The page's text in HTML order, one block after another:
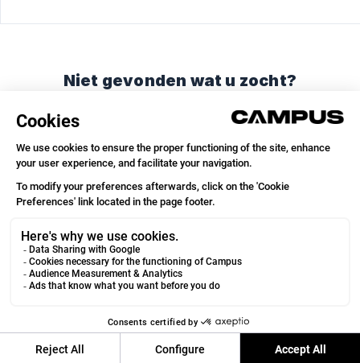
Niet gevonden wat u zocht?
Chat met ons of stuur ons een e-mail.
Chat met ons Stuur ons een e-mail
© 2026
We run on Crisp Knowledge
Running & Trail